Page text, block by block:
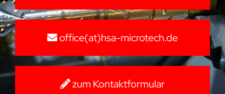
office(at)hsa-microtech.de
zum Kontaktformular